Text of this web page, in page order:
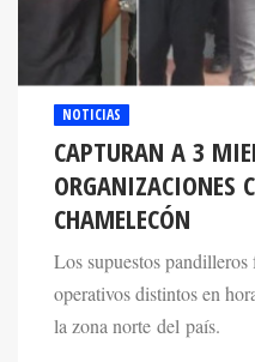
NOTICIAS
CAPTURAN A 3
ORGANIZACIONES
CHAMELECÓN
Los supuestos
operativos distintos en
la zona norte del país.